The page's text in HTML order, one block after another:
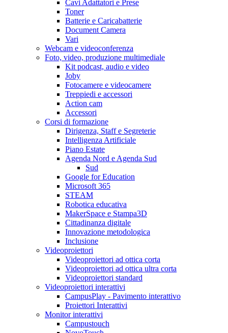
Cavi Adattatori e Prese
Toner
Batterie e Caricabatterie
Document Camera
Vari
Webcam e videoconferenza
Foto, video, produzione multimediale
Kit podcast, audio e video
Joby
Fotocamere e videocamere
Treppiedi e accessori
Action cam
Accessori
Corsi di formazione
Dirigenza, Staff e Segreterie
Intelligenza Artificiale
Piano Estate
Agenda Nord e Agenda Sud
Sud
Google for Education
Microsoft 365
STEAM
Robotica educativa
MakerSpace e Stampa3D
Cittadinanza digitale
Innovazione metodologica
Inclusione
Videoproiettori
Videoproiettori ad ottica corta
Videoproiettori ad ottica ultra corta
Videoproiettori standard
Videoproiettori interattivi
CampusPlay - Pavimento interattivo
Proiettori Interattivi
Monitor interattivi
Campustouch